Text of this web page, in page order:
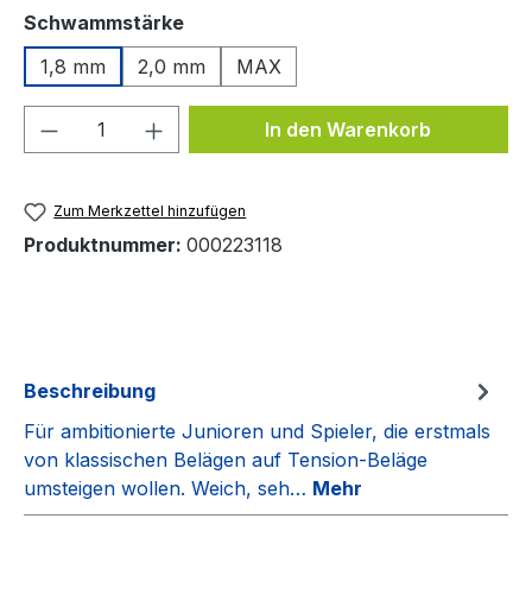
Schwammstärkeauswählen
1,8 mm
2,0 mm MAX
Produkt Anzahl: Gib denIn den Warenkorb
Zum Merkzettel hinzufügen
Produktnummer: 000223118
Beschreibung
Für ambitionierte Junioren und Spieler, die erstmals
von klassischen Belägen auf Tension-Beläge
umsteigen wollen. Weich, seh… Mehr